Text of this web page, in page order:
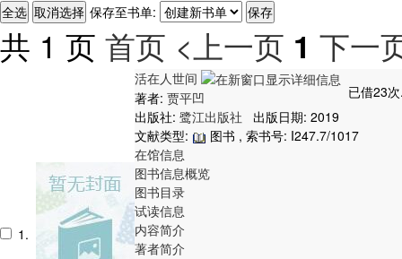
保存至书单:
共 1 页 首页 <上一页 1 下一
1.
活在人世间
已借23
著者: 贾平凹
出版社: 鹭江出版社
出版日期: 2019
文献类型:
图书 , 索书号: I247.7/1017
在馆信息
图书信息概览
图书目录
试读信息
内容简介
著者简介